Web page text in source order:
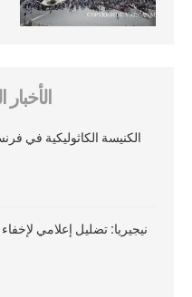
الكنيسة الكاثوليكية في
نيجيريا: تضليل إعلامي